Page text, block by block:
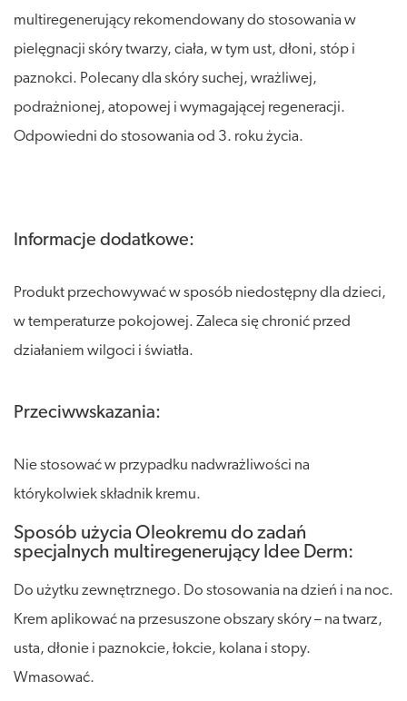
multiregenerujący rekomendowany do stosowania w
pielęgnacji skóry twarzy, ciała, w tym ust, dłoni, stóp i
paznokci. Polecany dla skóry suchej, wrażliwej,
podrażnionej, atopowej i wymagającej regeneracji.
Odpowiedni do stosowania od 3. roku życia.
Informacje dodatkowe:
Produkt przechowywać w sposób niedostępny dla dzieci,
w temperaturze pokojowej. Zaleca się chronić przed
działaniem wilgoci i światła.
Przeciwwskazania:
Nie stosować w przypadku nadwrażliwości na
którykolwiek składnik kremu.
Sposób użycia Oleokremu do zadań
specjalnych multiregenerujący Idee Derm:
Do użytku zewnętrznego. Do stosowania na dzień i na noc.
Krem aplikować na przesuszone obszary skóry – na twarz,
usta, dłonie i paznokcie, łokcie, kolana i stopy.
Wmasować.